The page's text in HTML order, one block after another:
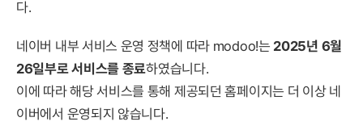
다.
네이버 내부 서비스 운영 정책에 따라 modoo!는 2025년 6월
26일부로 서비스를 종료하였습니다.
이에 따라 해당 서비스를 통해 제공되던 홈페이지는 더 이상 네
이버에서 운영되지 않습니다.